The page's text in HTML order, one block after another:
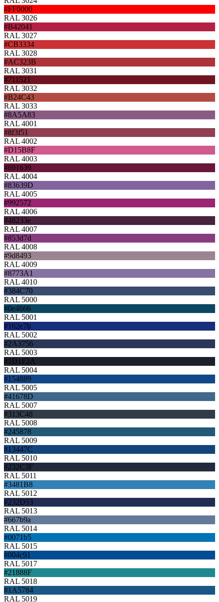
#FF0000
RAL 3026
#B42041
RAL 3027
#CB3334
RAL 3028
#AC323B
RAL 3031
#711521
RAL 3032
#B24C43
RAL 3033
#8A5A83
RAL 4001
#8f3f51
RAL 4002
#D15B8F
RAL 4003
#691639
RAL 4004
#83639D
RAL 4005
#992572
RAL 4006
#48233e
RAL 4007
#853d7d
RAL 4008
#9d8493
RAL 4009
#8773A1
RAL 4010
#384C70
RAL 5000
#0e4666
RAL 5001
#162e7b
RAL 5002
#2A3756
RAL 5003
#1D1F2A
RAL 5004
#154889
RAL 5005
#41678D
RAL 5007
#313C48
RAL 5008
#245878
RAL 5009
#13447C
RAL 5010
#232C3F
RAL 5011
#3481B8
RAL 5012
#232D53
RAL 5013
#667b9a
RAL 5014
#0071b5
RAL 5015
#004c91
RAL 5017
#21888F
RAL 5018
#1A5784
RAL 5019